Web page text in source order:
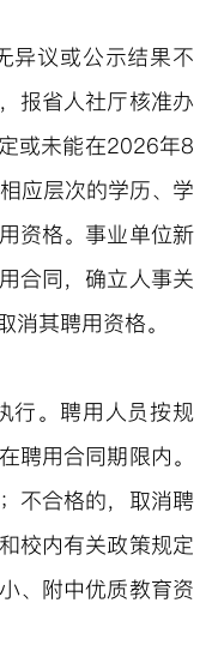
异议或公示结果不
报省人社厅核准办
或未能在2026年8
应层次的学历、学
资格。事业单位新
合同，确立人事关
消其聘用资格。
行。聘用人员按规
聘用合同期限内。
不合格的，取消聘
校内有关政策规定
、附中优质教育资